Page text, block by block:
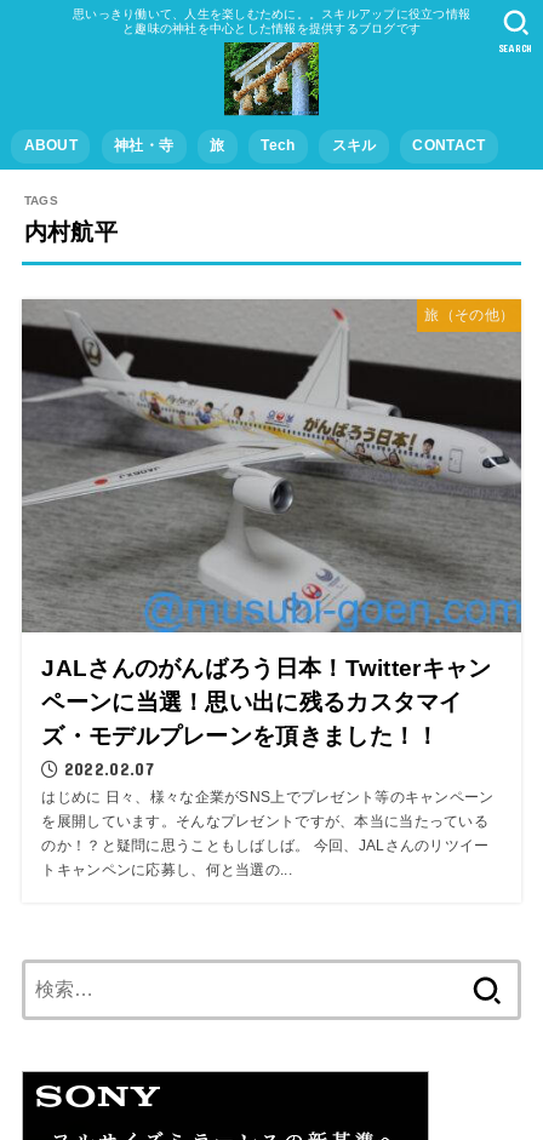
思いっきり働いて、人生を楽しむために。。スキルアップに役立つ情報
と趣味の神社を中心とした情報を提供するブログです
ABOUT 神社・寺 旅 Tech スキル CONTACT
SEARCH
内村航平
旅（その他）
JALさんのがんばろう日本！Twitterキャン
ペーンに当選！思い出に残るカスタマイ
ズ・モデルプレーンを頂きました！！
2022.02.07
はじめに 日々、様々な企業がSNS上でプレゼント等のキャンペーン
を展開しています。そんなプレゼントですが、本当に当たっている
のか！？と疑問に思うこともしばしば。 今回、JALさんのリツイー
トキャンペンに応募し、何と当選の...
索: